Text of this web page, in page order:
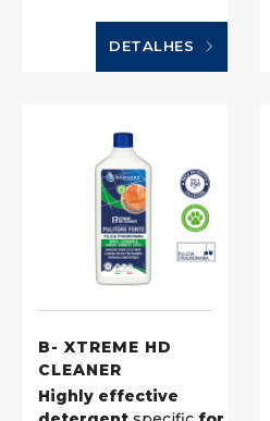
DETALHES
B- XTREME HD
CLEANER
Highly effective